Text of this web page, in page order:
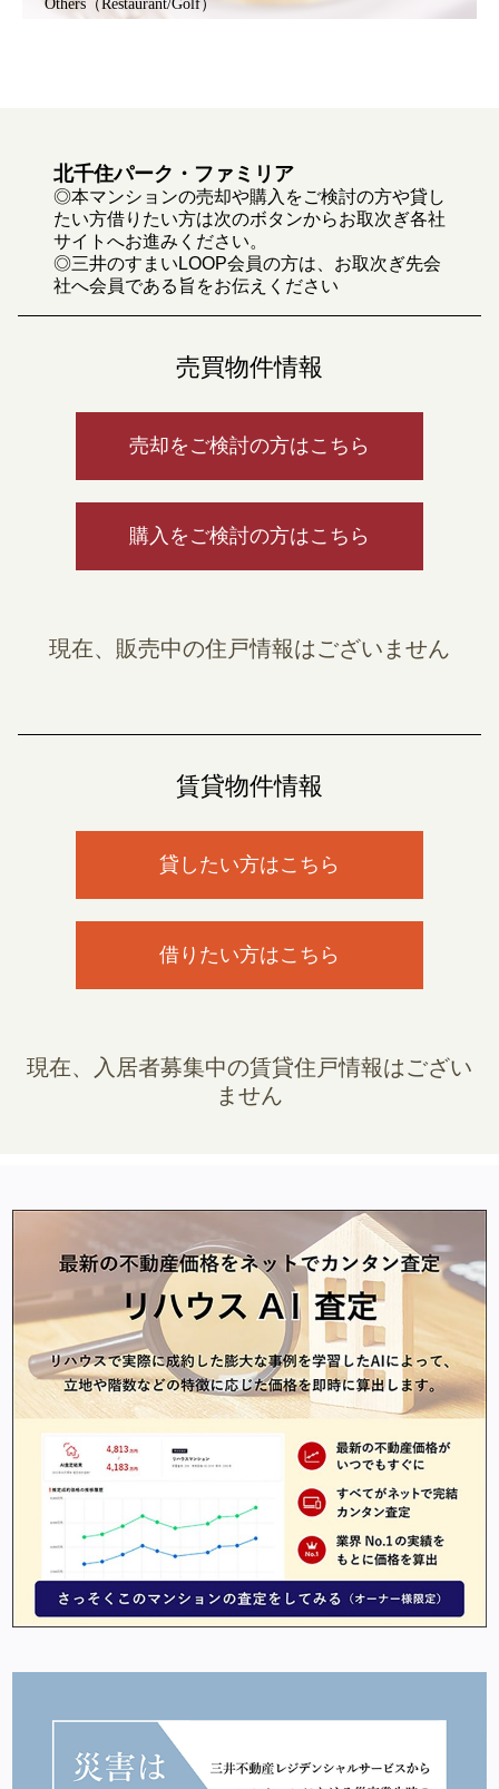
Others（Restaurant/Golf）
北千住パーク・ファミリア
◎本マンションの売却や購入をご検討の方や貸し
たい方借りたい方は次のボタンからお取次ぎ各社
サイトへお進みください。
◎三井のすまいLOOP会員の方は、お取次ぎ先会
社へ会員である旨をお伝えください
売買物件情報
売却をご検討の方はこちら
購入をご検討の方はこちら
現在、販売中の住戸情報はございません
賃貸物件情報
貸したい方はこちら
借りたい方はこちら
現在、入居者募集中の賃貸住戸情報はござい
ません